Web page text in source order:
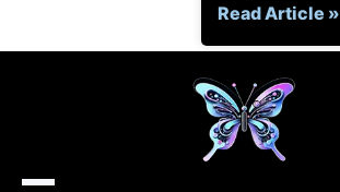
Read Article »